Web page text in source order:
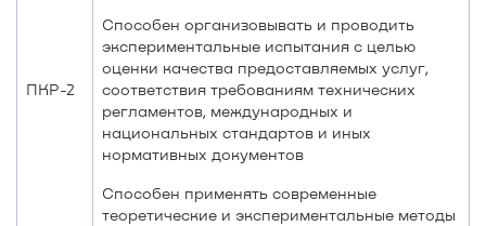
ПКР-2
Способен организовывать и проводить
экспериментальные испытания с целью
оценки качества предоставляемых услуг,
соответствия требованиям технических
регламентов, международных и
национальных стандартов и иных
нормативных документов
Способен применять современные
теоретические и экспериментальные методы